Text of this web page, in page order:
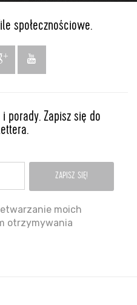
społecznościowe.
porady. Zapisz się do
moich
otrzymywania